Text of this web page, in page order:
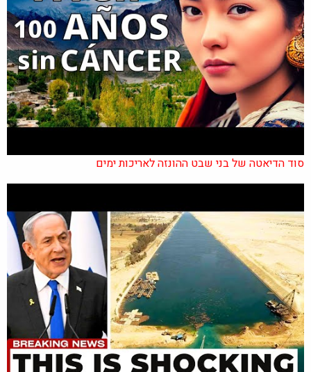
סוד הדיאטה של בני שבט ההונזה לאריכות ימים